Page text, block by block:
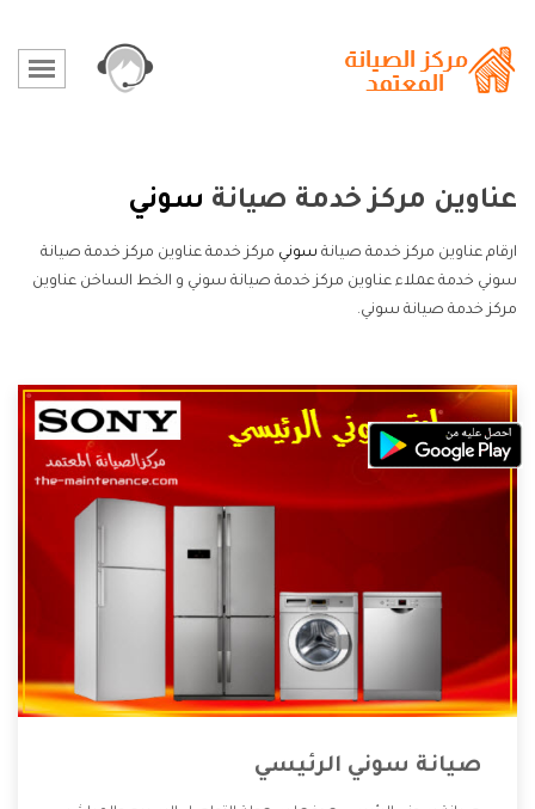
عناوين مركز خدمة صيانة سوني
ارقام عناوين مركز خدمة صيانة سوني مركز خدمة عناوين مركز خدمة صيانة
سوني خدمة عملاء عناوين مركز خدمة صيانة سوني و الخط الساخن عناوين
مركز خدمة صيانة سوني.
صيانة سوني الرئيسي